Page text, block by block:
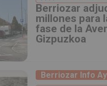
Berriozar
millones para
fase de la
Gizpuzkoa
Berriozar Info